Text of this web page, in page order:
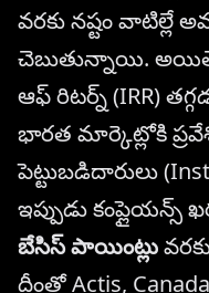
వరకు నష్టం వాటిల్లే
చెబుతున్నాయి.
ఆఫ్ రిటర్న్ (IRR)
భారత మార్కెట్లోకి
పెట్టుబడిదారులు
ఇప్పుడు కంప్లైయన్స్
బేసిస్ పాయింట్లు
దీంతో Actis,